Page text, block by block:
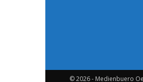
© 2026 - Medienbuero